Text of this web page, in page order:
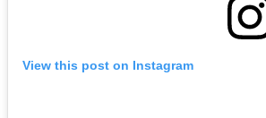
View this post on Instagram